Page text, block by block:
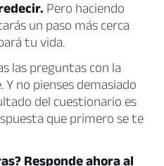
Pero haciendo
un paso más cerca
tu vida.
las preguntas con la
no pienses demasiado
del cuestionario es
que primero se te
Responde ahora al